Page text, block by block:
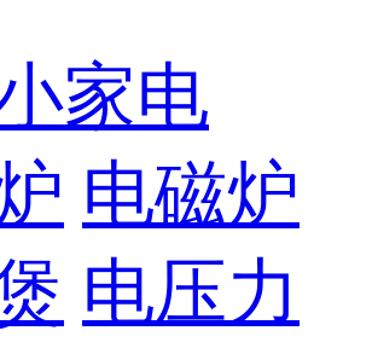
家电
电磁炉
电压力